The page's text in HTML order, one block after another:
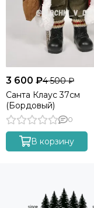
3 600 ₽4 500 ₽
Санта Клаус 37см
(Бордовый)
0
В корзину